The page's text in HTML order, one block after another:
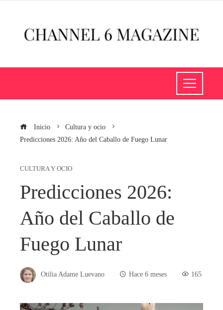
Inicio
Cultura y ocio
Predicciones 2026: Año del Caballo de Fuego Lunar
CULTURA Y OCIO
Predicciones 2026:
Año del Caballo de
Fuego Lunar
Otilia Adame Luevano Hace 6 meses 165